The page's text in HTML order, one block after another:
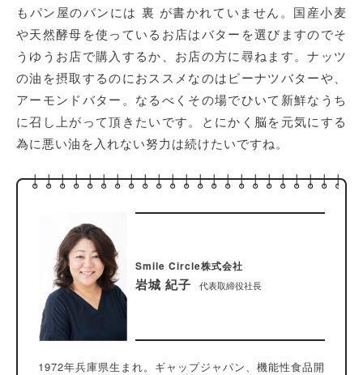
もパン屋のパンには 裏 が書かれていません。国産小麦
や天然酵母を使っているお店はバターを選びますのでそ
うゆうお店で購入するか、お店の方に尋ねます。ナッツ
の油を摂取するのにおススメなのはピーナツバターや、
アーモンドバター。なるべくその場でひいて新鮮なうち
に召し上がって頂きたいです。とにかく脳を元気にする
為に悪い油を入れない努力は続けたいですね。
Smile Circle株式会社
岩城 紀子 代表取締役社長
1972年兵庫県生まれ。ギャップジャパン、機能性食品開